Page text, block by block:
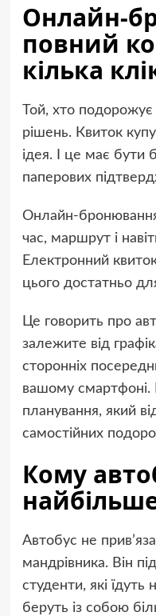
Онлайн-
повний
кілька
Той, хто
рішень. Квиток
ідея. І це має бути
паперових
Онлайн-
час, маршрут і
Електронний
цього достатньо
Це говорить про
залежите від
сторонніх
вашому
планування, який
самостійних
Кому
Автобус не
мандрівника. Він
студенти, які їдуть
беруть із собою